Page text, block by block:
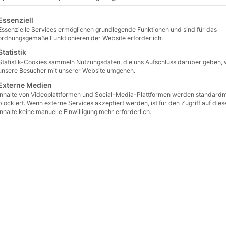
Spezialisierung liegt im Bereich von Natursteinanlagen,
eine Liste der Service-Gruppen, für die eine
Services ermöglichen grundlegende Funktionen und sind für das
Funktionieren der Website erforderlich.
Cookies sammeln Nutzungsdaten, die uns Aufschluss darüber geben,
Besucher mit unserer Website umgehen.
Medien
von Videoplattformen und Social-Media-Plattformen werden
Wenn externe Services akzeptiert werden, ist für den Zugriff auf
keine manuelle Einwilligung mehr erforderlich.